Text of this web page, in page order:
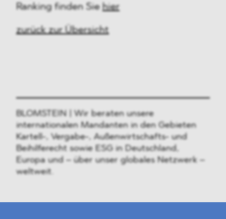
Ranking finden Sie hier
zurück zur Übersicht
BLOMSTEIN | Wir beraten unsere
internationalen Mandanten in den Gebieten
Kartell-, Vergabe-, Außenwirtschafts- und
Beihilferecht sowie ESG in Deutschland,
Europa und – über unser globales Netzwerk –
weltweit.